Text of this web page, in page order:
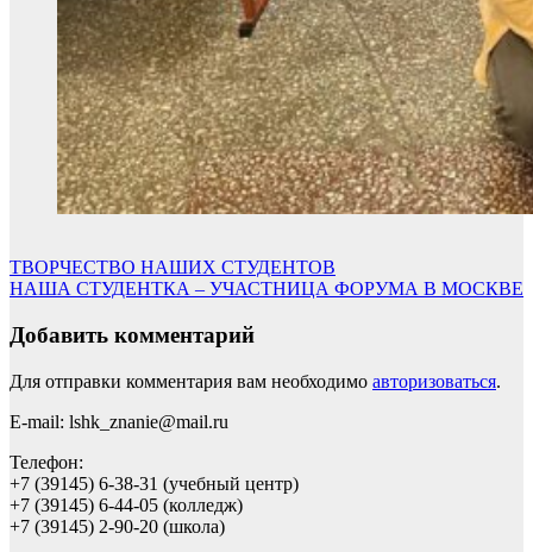
Навигация
по
записям
ТВОРЧЕСТВО НАШИХ СТУДЕНТОВ
НАША СТУДЕНТКА – УЧАСТНИЦА ФОРУМА В МОСКВЕ
Добавить комментарий
Для отправки комментария вам необходимо авторизоваться.
E-mail: lshk_znanie@mail.ru
Телефон:
+7 (39145) 6-38-31 (учебный центр)
+7 (39145) 6-44-05 (колледж)
+7 (39145) 2-90-20 (школа)